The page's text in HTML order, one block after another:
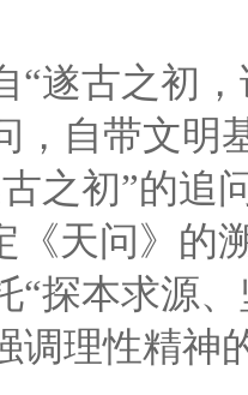
“遂古之初
，自带文明
之初”的追
《天问》的
“探本求源
调理性精神